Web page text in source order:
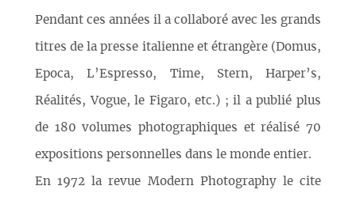
Pendant ces années il a collaboré avec les grands
titres de la presse italienne et étrangère (Domus,
Epoca, L’Espresso, Time, Stern, Harper’s,
Réalités, Vogue, le Figaro, etc.) ; il a publié plus
de 180 volumes photographiques et réalisé 70
expositions personnelles dans le monde entier.
En 1972 la revue Modern Photography le cite